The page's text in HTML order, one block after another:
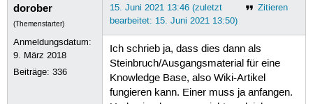
dorober
(Themenstarter)
Anmeldungsdatum:
9. März 2018
Beiträge:336
Zitieren
15. Juni 2021 13:46 (zuletzt
bearbeitet: 15. Juni 2021 13:50)
Ich schrieb ja, dass dies dann als
Steinbruch/Ausgangsmaterial für eine
Knowledge Base, also Wiki-Artikel
fungieren kann. Einer muss ja anfangen.